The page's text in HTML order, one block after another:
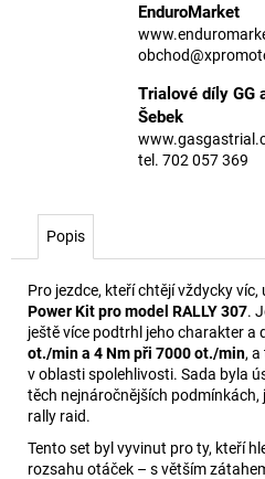
EnduroMarket
Trialové díly GG
Šebek
tel. 702 057 369
Popis
Pro jezdce, kteří chtějí vždycky
Power Kit pro model RALLY 307.
ještě více podtrhl jeho charakter a
ot./min a 4 Nm při 7000 ot./min,
v oblasti spolehlivosti. Sada byla
těch nejnáročnějších
rally raid.
Tento set byl vyvinut pro ty, kteří
rozsahu otáček – s větším